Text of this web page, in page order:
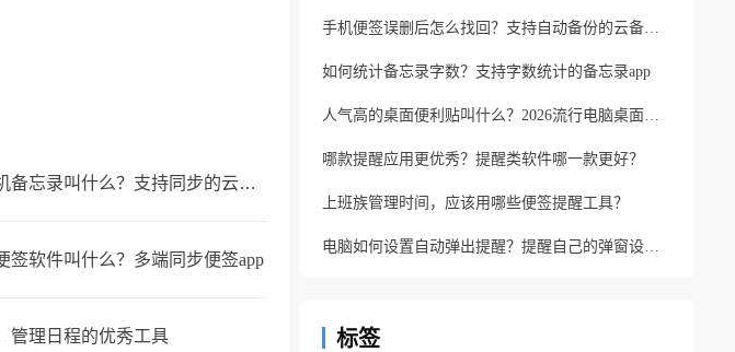
安卓苹果数据同步的手机备忘录叫什么？支持同步的云备忘录
签软件叫什么？多端同步便签app
管理日程的优秀工具
手机便签误删后怎么找回？支持自动备份的云备忘录软件
如何统计备忘录字数？支持字数统计的备忘录app
人气高的桌面便利贴叫什么？2026流行电脑桌面便利贴
哪款提醒应用更优秀？提醒类软件哪一款更好？
上班族管理时间，应该用哪些便签提醒工具？
电脑如何设置自动弹出提醒？提醒自己的弹窗设置方法
标签